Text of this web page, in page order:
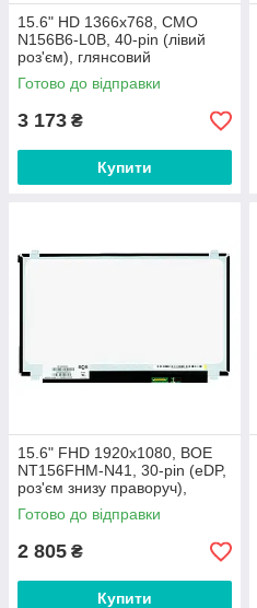
15.6" HD 1366x768, CMO
N156B6-L0B, 40-pin (лівий
роз'єм), глянсовий
Готово до відправки
3 173 ₴
Купити
15.6" FHD 1920х1080, BOE
NT156FHM-N41, 30-pin (eDP,
роз'єм знизу праворуч),
матова, slim (360мм)
Готово до відправки
2 805 ₴
Купити